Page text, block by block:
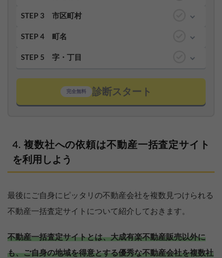
STEP 3 市区町村
STEP 4 町名
STEP 5 字・丁目
完全無料 診断スタート
複数社への依頼は不動産一括査定サイト
を利用しよう
最後にご自身にピッタリの不動産会社を複数見つけられる
不動産一括査定サイトについて紹介しておきます。
不動産一括査定サイトとは、大成有楽不動産販売以外に
も、ご自身の地域を得意とする優秀な不動産会社を複数社